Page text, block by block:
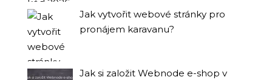
Jak vytvořit webové stránky pro
pronájem karavanu?
Jak si založit Webnode e-shop v